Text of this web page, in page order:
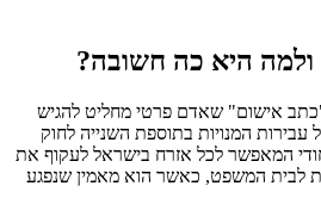
ולמה היא כה חשובה?
אישום" שאדם פרטי מחליט להגיש
המנויות בתוספת השנייה לחוק
המאפשר לכל אזרח בישראל לעקוף את
לבית המשפט, כאשר הוא מאמין שנפגע